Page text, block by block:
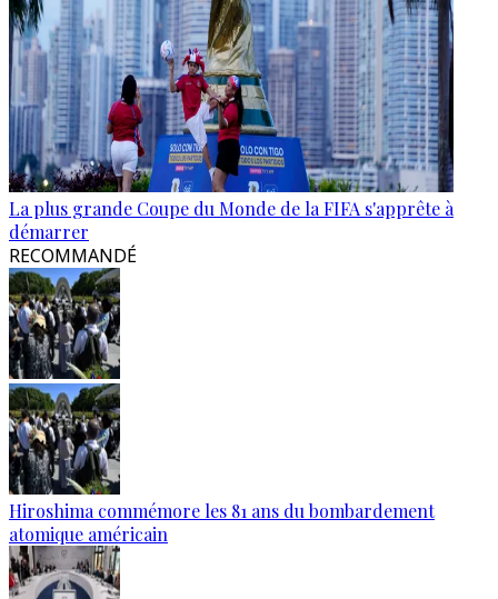
La plus grande Coupe du Monde de la FIFA s'apprête à
démarrer
RECOMMANDÉ
Hiroshima commémore les 81 ans du bombardement
atomique américain